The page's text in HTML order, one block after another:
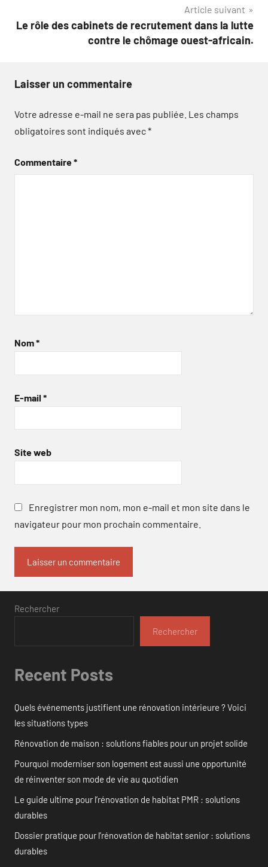
Article suivant
Le rôle des cabinets de recrutement dans la lutte
contre le chômage ouest-africain.
Laisser un commentaire
Votre adresse e-mail ne sera pas publiée. Les champs
obligatoires sont indiqués avec*
Commentaire*
Nom*
E-mail *
Site web
Enregistrer mon nom, mon e-mail et mon site dans le
navigateur pour mon prochain commentaire.
Rechercher
Rechercher
Recent Posts
Quels événements justifient une rénovation intérieure ? Voici
les situations types
Rénovation de maison : solutions fiables pour un projet solide
Pourquoi moderniser son logement est aussi une opportunité
de réinventer son mode de vie au quotidien
Le guide ultime pour l’rénovation de habitat PMR : solutions
durables
Dossier pratique pour l’rénovation de habitat senior : solutions
durables